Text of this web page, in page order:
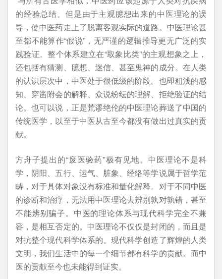
的经验总结。但是由于主观臆想出来的中医理论的误
导，使中医药走上了脱离客观实际的道路。中医理论甚
至都不能算作“假说”，无严谨的逻辑推导更无广泛的实
践验证。整个体系建立在“取象比类”的主观想象之上，
还包括有猜测、臆想、迷信、甚至鬼神的成分。在人类
的认识层次中，中医处于很低级的阶段。也即粗浅的感
知、穿凿附会的解释、众说纷纭的理解、拒绝验证的结
论。也可以说，正是荒谬绝伦的中医理论葬送了中国的
传统医学，以至于中医从古至今都没有做出过真实的贡
献。
方舟子提出的“废医验药”极有见地。中医理论不是科
学，阴阳、五行、运气、脏象、经络等学说属于哲学范
畴，对于具体对象没有标准和量化解释。对于不同中医
的诊断和治疗，无法用中医理论去辨别孰对孰错，甚至
不能辨别骗子。中医的理论体系与现代科学完全不兼
容，是相互否定的。中医理论不仅仅是封闭的，而且是
对抗整个现代科学体系的。现代科学创造了辉煌的人类
文明，我们生活中的每一个细节都有科学的贡献。而中
医的贡献至今也未能得到证实。